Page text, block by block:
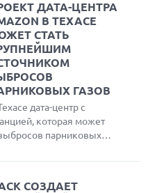
воспроизводит
качественный
хотя беспроводная
пока ограничена.
ДАТА-ЦЕНТРА
В ТЕХАСЕ
СТАТЬ
ГАЗОВ
дата-центр с
которая может
парниковых
СОЗДАЕТ